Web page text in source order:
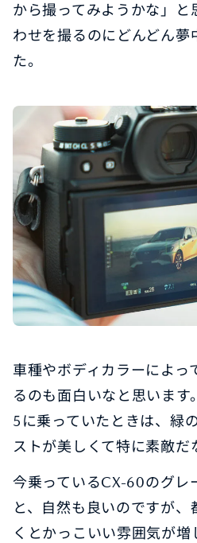
から撮ってみようかな」と
わせを撮るのにどんどん夢
た。
車種やボディカラーによっ
るのも面白いなと思います
5に乗っていたときは、緑
ストが美しくて特に素敵だ
今乗っているCX-60のグレ
と、自然も良いのですが
くとかっこいい雰囲気が増